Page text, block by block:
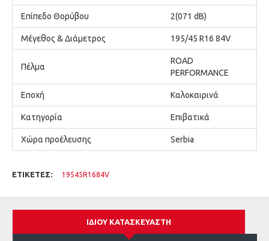
Επίπεδο Θορύβου 2(071 dB)
Μέγεθος & Διάμετρος 195/45 R16 84V
Πέλμα
ROAD
PERFORMANCE
Εποχή Καλοκαιρινά
Κατηγορία Επιβατικά
Χώρα προέλευσης Serbia
ΕΤΙΚΈΤΕΣ: 19545R1684V
ΊΔΙΟΥ ΚΑΤΑΣΚΕΥΑΣΤΉ